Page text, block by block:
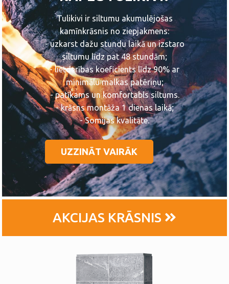
Tulikivi ir siltumu akumulējošas
kamīnkrāsnis no ziepjakmens:
- uzkarst dažu stundu laikā un izstaro
siltumu līdz pat 48 stundām;
- lietderības koeficients līdz 90% ar
minimālu malkas patēriņu;
- patīkams un komfortabls siltums.
- krāsns montāža 1 dienas laikā;
- Somijas kvalitāte.
UZZINĀT VAIRĀK
AKCIJAS KRĀSNIS